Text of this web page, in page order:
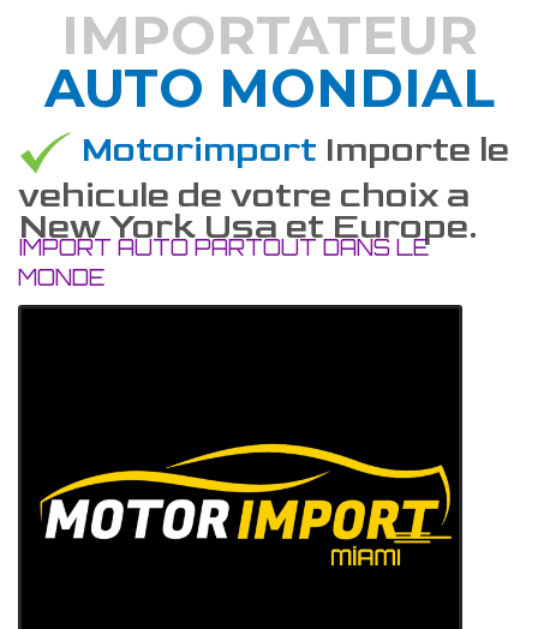
DÉCOUVREZ COMMENT
IMPORTATEUR
AUTO MONDIAL
Motorimport Importe le
vehicule de votre choix a
New York Usa et Europe.
IMPORT AUTO PARTOUT DANS LE
MONDE